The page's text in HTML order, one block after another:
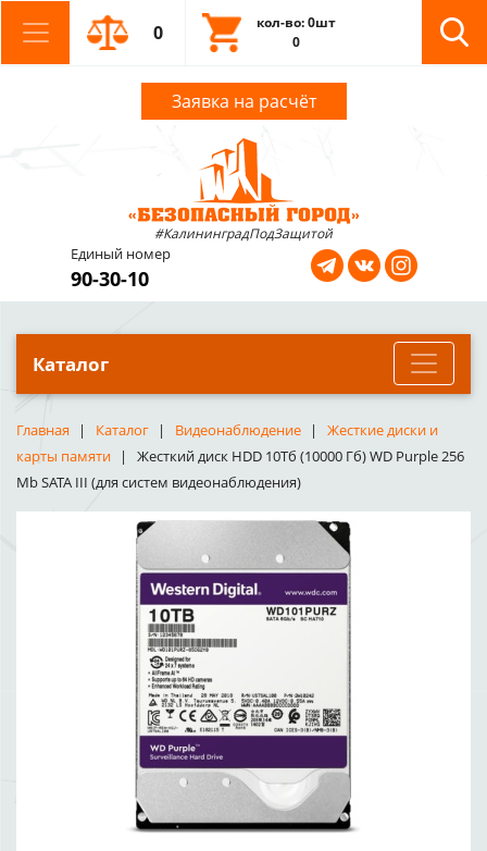
0
кол-во: 0шт
0
Заявка на расчёт
#КалининградПодЗащитой
Единый номер
90-30-10
Каталог
Главная Каталог Видеонаблюдение
Жесткие диски и
карты памяти
Жесткий диск HDD 10Тб (10000 Гб) WD Purple 256
Mb SATA III (для систем видеонаблюдения)